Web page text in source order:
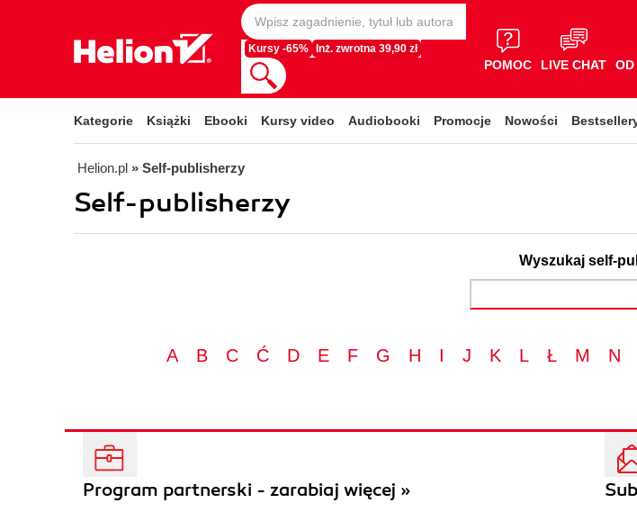
Kursy -65% Inż. zwrotna 39,90 zł
POMOC LIVE CHAT
Kategorie Książki Ebooki Kursy video Audiobooki Promocje Nowości
Helion.pl » Self-publisherzy
Self-publisherzy
Wyszukaj self-
A B C Ć D E F G H I J K L Ł M N
Program partnerski - zarabiaj więcej »